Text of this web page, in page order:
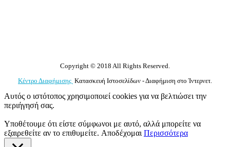
Copyright © 2018 All Rights Reserved.
Κέντρο Διαφήμισης Κατασκευή Ιστοσελίδων - Διαφήμιση στο Ίντερνετ.
Αυτός ο ιστότοπος χρησιμοποιεί cookies για να βελτιώσει την
περιήγησή σας.
Υποθέτουμε ότι είστε σύμφωνοι με αυτό, αλλά μπορείτε να
εξαιρεθείτε αν το επιθυμείτε. Αποδέχομαι Περισσότερα